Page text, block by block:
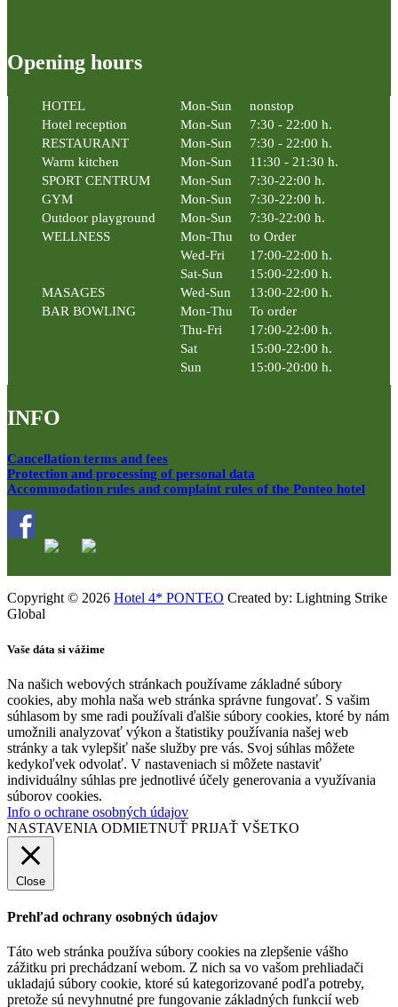
Opening hours
HOTEL Mon-Sun
nonstop
Hotel reception
Mon-Sun
7:30 - 22:00 h.
RESTAURANT
Mon-Sun
7:30 - 22:00 h.
Warm kitchen
Mon-Sun
11:30 - 21:30 h.
SPORT CENTRUM
Mon-Sun
7:30-22:00 h.
GYM
Mon-Sun
7:30-22:00 h.
Outdoor playground
Mon-Sun
7:30-22:00 h.
WELLNESS
Mon-Thu
to Order
Wed-Fri
17:00-22:00 h.
Sat-Sun
15:00-22:00 h.
MASAGES
Wed-Sun
13:00-22:00 h.
BAR BOWLING
Mon-Thu
To order
Thu-Fri
17:00-22:00 h.
Sat
15:00-22:00 h.
Sun
15:00-20:00 h.
INFO
Cancellation terms and fees
Protection and processing of personal data
Accommodation rules and complaint rules of the Ponteo hotel
Copyright © 2026 Hotel 4* PONTEO Created by: Lightning Strike
Global
Vaše dáta si vážime
Na našich webových stránkach používame základné súbory
cookies, aby mohla naša web stránka správne fungovať. S vašim
súhlasom by sme radi používali ďalšie súbory cookies, ktoré by nám
umožnili analyzovať výkon a štatistiky používania našej web
stránky a tak vylepšiť naše služby pre vás. Svoj súhlas môžete
kedykoľvek odvolať. V nastaveniach si môžete nastaviť
individuálny súhlas pre jednotlivé účely generovania a využívania
súborov cookies.
Info o ochrane osobných údajov
NASTAVENIA ODMIETNUŤ PRIJAŤ VŠETKO
Close
Prehľad ochrany osobných údajov
Táto web stránka používa súbory cookies na zlepšenie vášho
zážitku pri prechádzaní webom. Z nich sa vo vašom prehliadači
ukladajú súbory cookie, ktoré sú kategorizované podľa potreby,
pretože sú nevyhnutné pre fungovanie základných funkcií web